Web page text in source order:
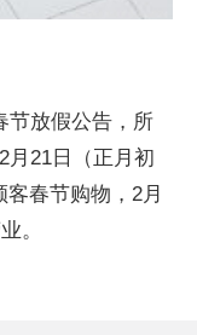
节放假公告，所
月21日（正月初
春节购物，2月
。